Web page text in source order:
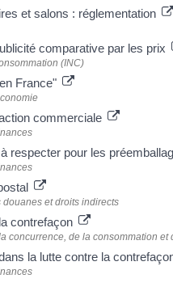
et salons : réglementation
comparative par les prix
(INC)
France"
commerciale
respecter pour les
et droits indirects
contrefaçon
concurrence, de la consommation
la lutte contre la